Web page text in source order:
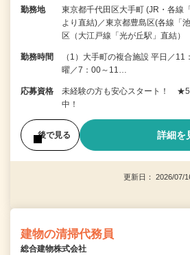
勤務地
東京都千代田区大手町 (JR・各線
より直結)／東京都豊島区(各線「
区（大江戸線「光が丘駅」直結）
勤務時間
（1）大手町の複合施設 平日／
曜／7：00～11…
応募資格
未経験の方も安心スタート！
中！
後で見る 詳細を
更新日： 2026/
建物の清掃代務員
総合建物株式会社